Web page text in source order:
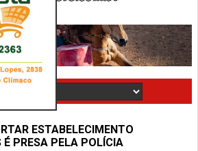
ESTABELECIMENTO
PRESA PELA POLÍCIA